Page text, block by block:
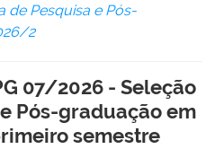
de Pesquisa e Pós-
2
07/2026 - Seleção
Pós-graduação em
semestre